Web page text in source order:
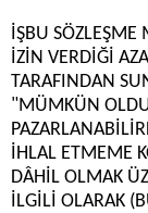
İŞBU
İZİN VERDİĞİ
TARAFINDAN
"MÜMKÜN
İHLAL ETMEME
DÂHİL OLMAK
İLGİLİ OLARAK